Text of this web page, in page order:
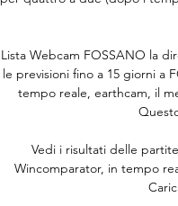
Lista Webcam FOSSANO la
le previsioni fino a 15 giorni a
tempo reale, earthcam, il
Vedi i risultati delle
Wincomparator, in tempo